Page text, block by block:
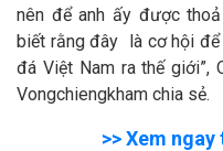
nên để anh ấy được
biết rằng đây là cơ hội để
đá Việt Nam ra thế giới”,
Vongchiengkham chia sẻ.
>> Xem